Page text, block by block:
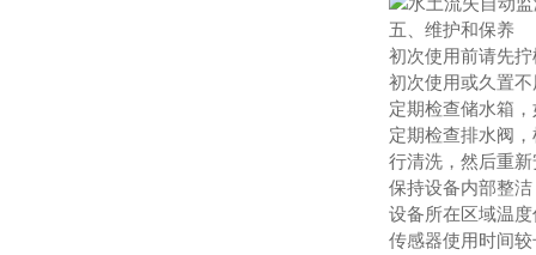
五、维护和保养
初次使用前请先
初次使用或久置
定期检查储水箱
定期检查排水阀
行清洗，然后重
保持设备内部整
设备所在区域温
传感器使用时间